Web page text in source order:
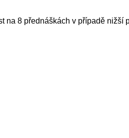
8 přednáškách v případě